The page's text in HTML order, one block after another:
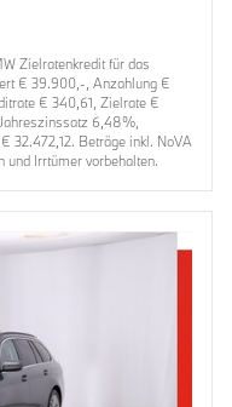
Zielratenkredit für das
€ 39.900,-, Anzahlung €
€ 340,61, Zielrate €
6,48%,
32.472,12. Beträge inkl. NoVA
und Irrtümer vorbehalten.